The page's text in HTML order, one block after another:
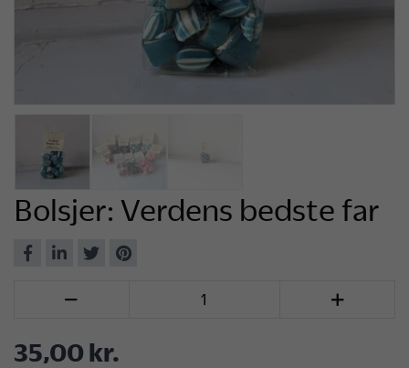
Bolsjer: Verdens bedste far
Del
Del
Del Del
 
35,00 kr.